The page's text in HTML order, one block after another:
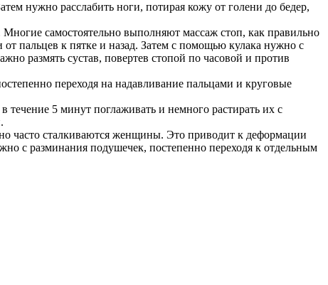
нужно расслабить ноги, потирая кожу от голени до бедер,
самостоятельно выполняют массаж стоп, как правильно
пальцев к пятке и назад. Затем с помощью кулака нужно с
размять сустав, повертев стопой по часовой и против
переходя на надавливание пальцами и круговые
5 минут поглаживать и немного растирать их с
часто сталкиваются женщины. Это приводит к деформации
с разминания подушечек, постепенно переходя к отдельным